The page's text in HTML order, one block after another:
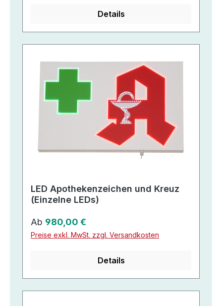
Details
LED Apothekenzeichen und Kreuz
(Einzelne LEDs)
Regulärer Preis:
Ab 980,00 €
Preise exkl. MwSt. zzgl. Versandkosten
Details